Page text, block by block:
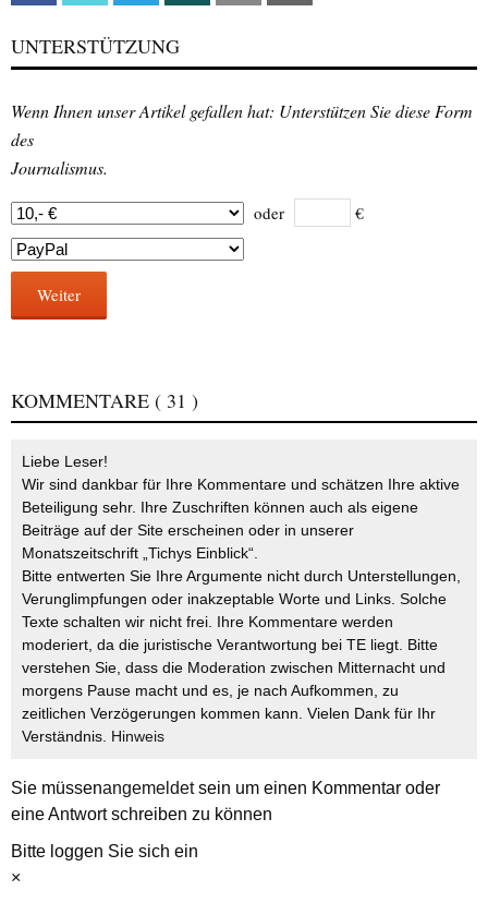
UNTERSTÜTZUNG
Wenn Ihnen unser Artikel gefallen hat: Unterstützen Sie diese Form
des
Journalismus.
oder €
Weiter
KOMMENTARE ( 31 )
Liebe Leser!
Wir sind dankbar für Ihre Kommentare und schätzen Ihre aktive
Beteiligung sehr. Ihre Zuschriften können auch als eigene
Beiträge auf der Site erscheinen oder in unserer
Monatszeitschrift „Tichys Einblick“.
Bitte entwerten Sie Ihre Argumente nicht durch Unterstellungen,
Verunglimpfungen oder inakzeptable Worte und Links. Solche
Texte schalten wir nicht frei. Ihre Kommentare werden
moderiert, da die juristische Verantwortung bei TE liegt. Bitte
verstehen Sie, dass die Moderation zwischen Mitternacht und
morgens Pause macht und es, je nach Aufkommen, zu
zeitlichen Verzögerungen kommen kann. Vielen Dank für Ihr
Verständnis. Hinweis
Sie müssenangemeldetsein um einen Kommentar oder
eine Antwort schreiben zu können
Bitte loggen Sie sich ein
×